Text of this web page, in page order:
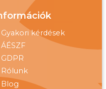
Gyakori kérdések
ÁÉSZF
GDPR
Rólunk
Blog